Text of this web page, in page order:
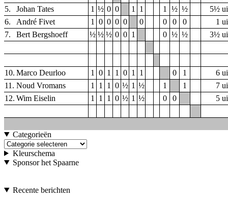
5.
Johan Tates 1 ½ 0 0 1 1 1 ½ ½
5½
6.
André Fivet 1 0 0 0 0 0 0 0 0
1
7.
Bert Bergshoeff ½ ½ ½ 0 0 1 0 ½ ½ 3½
10. Marco Deurloo 1 0 1 1 0 1 1 0 1
6
11. Noud Vromans 1 1 1 0 ½ 1 ½ 1 1
7
12. Wim Eiselin 1 1 1 0 ½ 1 ½ 0 0 5
Categorieën
Categorieën
Kleurschema
Sponsor het Spaarne
Recente berichten